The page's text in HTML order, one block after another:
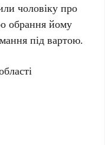
чоловіку про
обрання йому
під вартою.